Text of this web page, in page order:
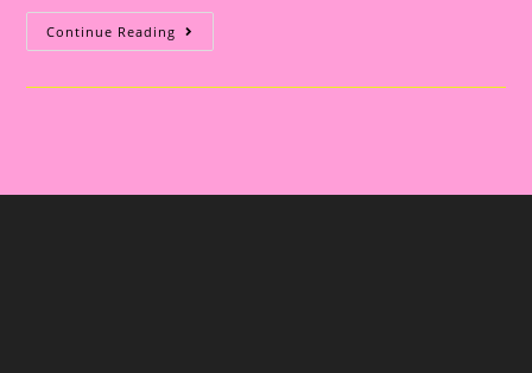
Continue Reading Relatório
Individual
Avaliação